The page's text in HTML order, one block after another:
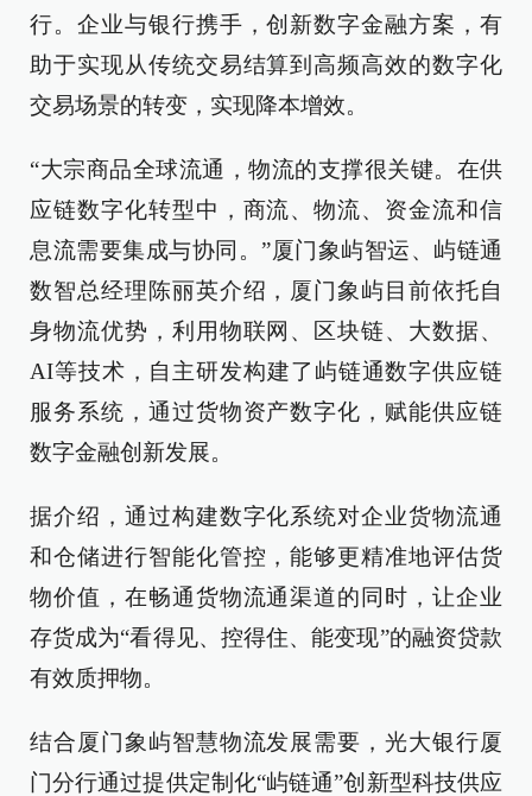
行。企业与银行携手，创新数字金融方案，有
助于实现从传统交易结算到高频高效的数字化
交易场景的转变，实现降本增效。
“大宗商品全球流通，物流的支撑很关键。在供
应链数字化转型中，商流、物流、资金流和信
息流需要集成与协同。”厦门象屿智运、屿链通
数智总经理陈丽英介绍，厦门象屿目前依托自
身物流优势，利用物联网、区块链、大数据、
AI等技术，自主研发构建了屿链通数字供应链
服务系统，通过货物资产数字化，赋能供应链
数字金融创新发展。
据介绍，通过构建数字化系统对企业货物流通
和仓储进行智能化管控，能够更精准地评估货
物价值，在畅通货物流通渠道的同时，让企业
存货成为“看得见、控得住、能变现”的融资贷款
有效质押物。
结合厦门象屿智慧物流发展需要，光大银行厦
门分行通过提供定制化“屿链通”创新型科技供应